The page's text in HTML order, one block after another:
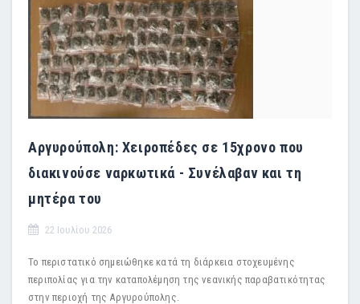
Αργυρούπολη: Χειροπέδες σε 15χρονο που
διακινούσε ναρκωτικά - Συνέλαβαν και τη
μητέρα του
22 Ιουλίου 2026
Το περιστατικό σημειώθηκε κατά τη διάρκεια στοχευμένης
περιπολίας για την καταπολέμηση της νεανικής παραβατικότητας
στην περιοχή της Αργυρούπολης.